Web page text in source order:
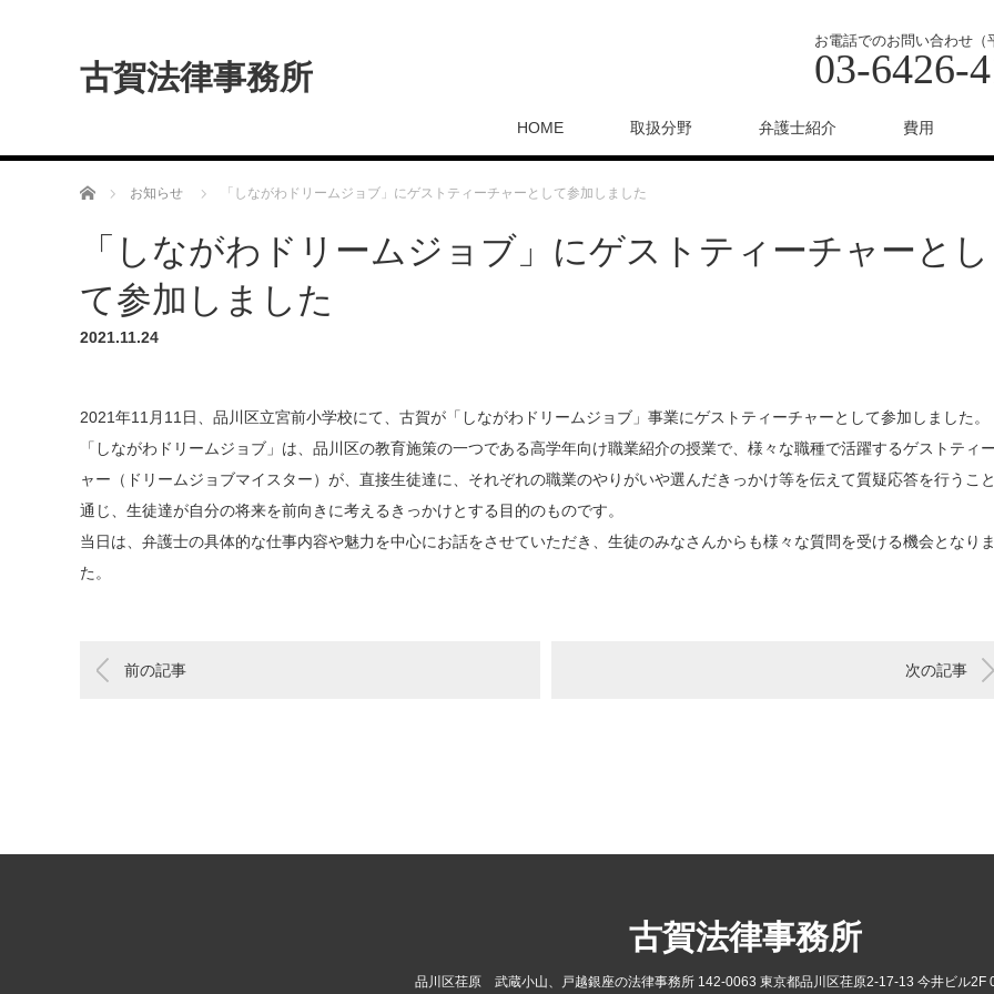
古賀法律事務所
お電話でのお問い合わせ（
03-6426-
HOME 取扱分野 弁護士紹介 費用
ホーム お知らせ 「しながわドリームジョブ」にゲストティーチャーとして参加しました
「しながわドリームジョブ」にゲストティーチャーとし
て参加しました
2021.11.24
2021年11月11日、品川区立宮前小学校にて、古賀が「しながわドリームジョブ」事業にゲストティーチャーとして参加しました。
「しながわドリームジョブ」は、品川区の教育施策の一つである高学年向け職業紹介の授業で、様々な職種で活躍するゲストティ
ャー（ドリームジョブマイスター）が、直接生徒達に、それぞれの職業のやりがいや選んだきっかけ等を伝えて質疑応答を行うこ
通じ、生徒達が自分の将来を前向きに考えるきっかけとする目的のものです。
当日は、弁護士の具体的な仕事内容や魅力を中心にお話をさせていただき、生徒のみなさんからも様々な質問を受ける機会となり
た。
前の記事 次の記事
古賀法律事務所
品川区荏原 武蔵小山、戸越銀座の法律事務所 142-0063 東京都品川区荏原2-17-13 今井ビル2F